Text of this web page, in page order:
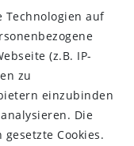
Technologien auf
(z.B. IP-
zu
einzubinden
Die
Cookies.